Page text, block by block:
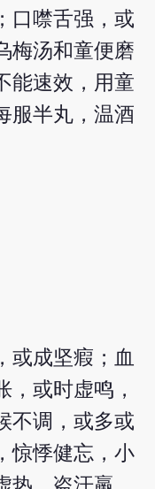
口噤舌强，或
梅汤和童便磨
能速效，用童
服半丸，温酒
或成坚瘕；血
，或时虚鸣，
不调，或多或
惊悸健忘，小